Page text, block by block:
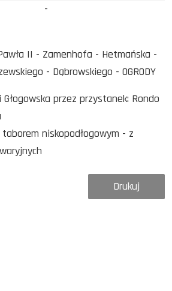
-
II - Zamenhofa - Hetmańska -
- Dąbrowskiego - OGRODY
przez przystanek: Rondo
taborem niskopodłogowym - z
Drukuj